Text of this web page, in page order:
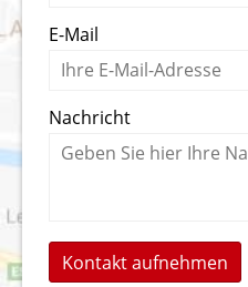
E-Mail
Nachricht
Kontakt aufnehmen